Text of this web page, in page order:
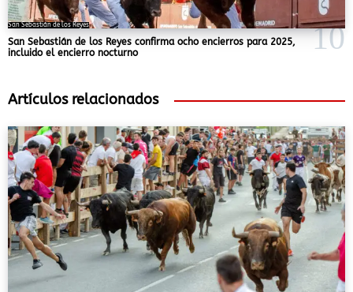
San Sebastián de los Reyes
San Sebastián de los Reyes confirma ocho encierros para 2025,
incluido el encierro nocturno
Artículos relacionados